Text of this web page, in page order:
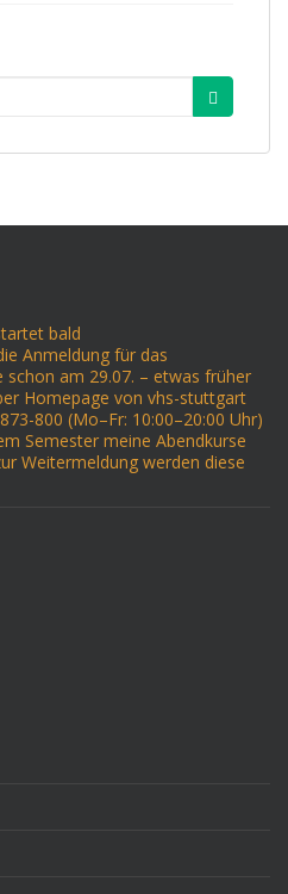
bald
Anmeldung für das
am 29.07. – etwas früher
Homepage von vhs-stuttgart
800 (Mo–Fr: 10:00–20:00 Uhr)
Semester meine Abendkurse
Weitermeldung werden diese